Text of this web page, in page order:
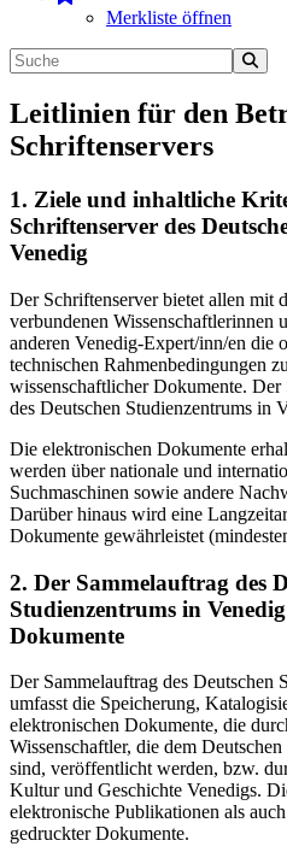
Merkliste öffnen
Leitlinien für den
Schriftenservers
1. Ziele und inhaltliche
Schriftenserver des
Venedig
Der Schriftenserver bietet allen mit
verbundenen Wissenschaftlerinnen
anderen Venedig-Expert/inn/en die
technischen Rahmenbedingungen
wissenschaftlicher Dokumente.
des Deutschen Studienzentrums in
Die elektronischen Dokumente
werden über nationale und
Suchmaschinen sowie andere
Darüber hinaus wird eine
Dokumente gewährleistet
2. Der Sammelauftrag des
Studienzentrums in
Dokumente
Der Sammelauftrag des Deutschen
umfasst die Speicherung,
elektronischen Dokumente, die
Wissenschaftler, die dem
sind, veröffentlicht werden, bzw.
Kultur und Geschichte Venedigs.
elektronische Publikationen als
gedruckter Dokumente.